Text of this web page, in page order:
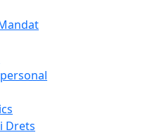
Drets